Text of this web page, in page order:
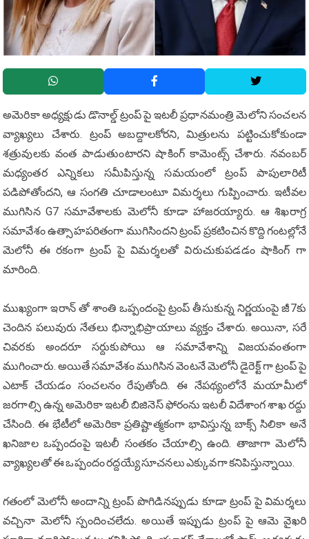
అమెరికా అధ్యక్షుడు డొనాల్డ్ ట్రంప్ పై ఇటలీ ప్రధానమంత్రి మెలోని సంచలన
వ్యాఖ్యలు చేశారు. ట్రంప్ అబద్దాలకోరని, మిత్రులను పట్టించుకోకుండా
శత్రువులకు వంత పాడుతుంటారని షాకింగ్ కామెంట్స్ చేశారు. నవంబర్
మధ్యంతర ఎన్నికలు సమీపిస్తున్న సమయంలో ట్రంప్ పాపులారిటీ
పడిపోతోందని, ఆ సంగతి చూడాలంటూ విమర్శలు గుప్పించారు. ఇటీవల
ముగిసిన G7 సమావేశాలకు మెలోనీ కూడా హాజరయ్యారు. ఆ శిఖరాగ్ర
సమావేశం ఉత్సాహపరితంగా ముగిసిందని ట్రంప్ ప్రకటించిన కొద్ది గంటల్లోనే
మెలోనీ ఈ రకంగా ట్రంప్ పై విమర్శలతో విరుచుకుపడడం షాకింగ్ గా
మారింది.
ముఖ్యంగా ఇరాన్ తో శాంతి ఒప్పందంపై ట్రంప్ తీసుకున్న నిర్ణయంపై జీ7కు
చెందిన పలువురు నేతలు భిన్నాభిప్రాయాలు వ్యక్తం చేశారు. అయినా, సరే
చివరకు అందరూ సర్దుకుపోయి ఆ సమావేశాన్ని విజయవంతంగా
ముగించారు. అయితే సమావేశం ముగిసిన వెంటనే మెలోనీ డైరెక్ట్ గా ట్రంప్ పై
ఎటాక్ చేయడం సంచలనం రేపుతోంది. ఈ నేపథ్యంలోనే మయామీలో
జరగాల్సి ఉన్న అమెరికా ఇటలీ బిజినెస్ ఫోరంను ఇటలీ విదేశాంగ శాఖ రద్దు
చేసింది. ఈ భేటీలో అమెరికా ప్రతిష్టాత్మకంగా భావిస్తున్న బాక్స్ సిలికా అనే
ఖనిజాల ఒప్పందంపై ఇటలీ సంతకం చేయాల్సి ఉంది. తాజాగా మెలోనీ
వ్యాఖ్యలతో ఈ ఒప్పందం రద్దయ్యే సూచనలు ఎక్కువగా కనిపిస్తున్నాయి.
గతంలో మెలోనీ అందాన్ని ట్రంప్ పొగిడినప్పుడు కూడా ట్రంప్ పై విమర్శలు
వచ్చినా మెలోనీ స్పందించలేదు. అయితే ఇప్పుడు ట్రంప్ పై ఆమె వైఖరి